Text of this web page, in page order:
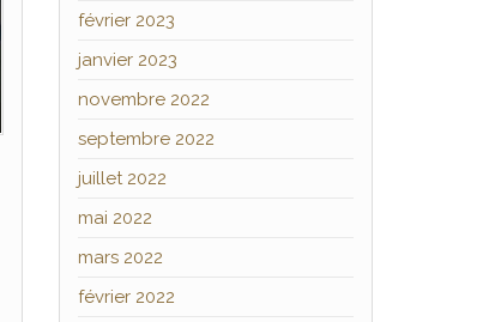
février 2023
janvier 2023
novembre 2022
septembre 2022
juillet 2022
mai 2022
mars 2022
février 2022